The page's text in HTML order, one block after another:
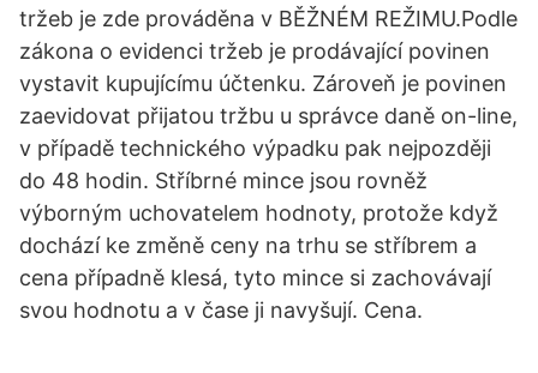
tržeb je zde prováděna v BĚŽNÉM REŽIMU.Podle
zákona o evidenci tržeb je prodávající povinen
vystavit kupujícímu účtenku. Zároveň je povinen
zaevidovat přijatou tržbu u správce daně on-line,
v případě technického výpadku pak nejpozději
do 48 hodin. Stříbrné mince jsou rovněž
výborným uchovatelem hodnoty, protože když
dochází ke změně ceny na trhu se stříbrem a
cena případně klesá, tyto mince si zachovávají
svou hodnotu a v čase ji navyšují. Cena.